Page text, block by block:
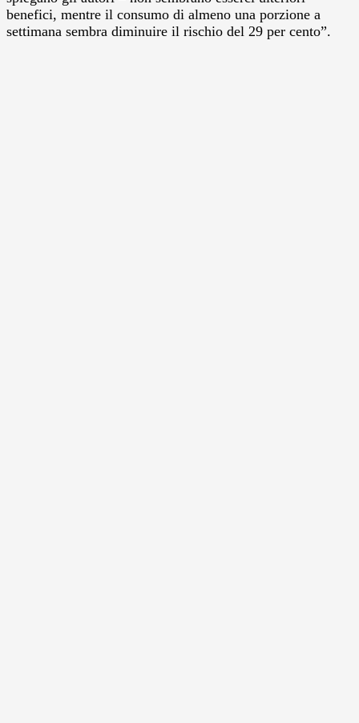
benefici, mentre il consumo di almeno una porzione a
settimana sembra diminuire il rischio del 29 per cento”.